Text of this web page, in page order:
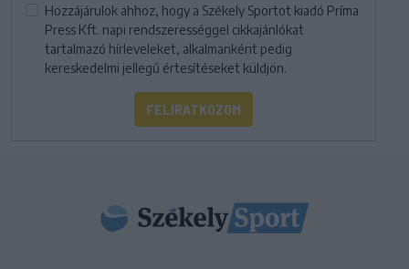
Hozzájárulok ahhoz, hogy a Székely Sportot kiadó Príma
Press Kft. napi rendszerességgel cikkajánlókat
tartalmazó hírleveleket, alkalmanként pedig
kereskedelmi jellegű értesítéseket küldjön.
FELIRATKOZOM